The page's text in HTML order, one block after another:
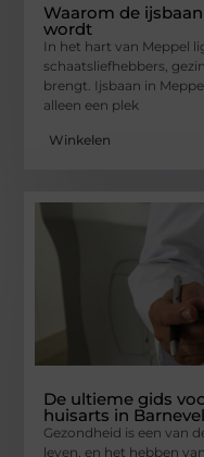
Waarom de
wordt
In het hart van Meppel
schaatsliefhebbers,
brengt. Ijsbaan in
alleen een plek
Winkelen
De ultieme gids
huisarts in
Gezondheid is een van
leven, en het hebben